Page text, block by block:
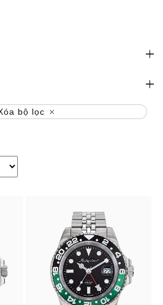
bộ lọc